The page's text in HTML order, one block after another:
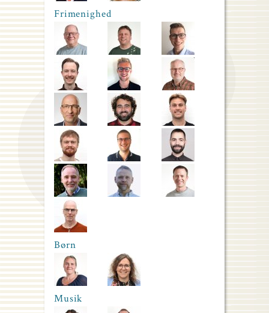
Frimenighed
Børn
Musik